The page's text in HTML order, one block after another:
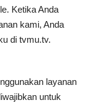
Ketika Anda
kami, Anda
di tvmu.tv.
layanan
untuk